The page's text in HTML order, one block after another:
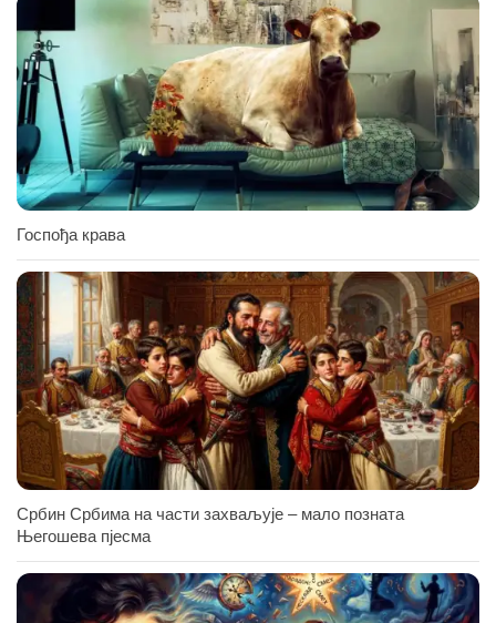
Госпођа крава
Србин Србима на части захваљује – мало позната
Његошева пјесма